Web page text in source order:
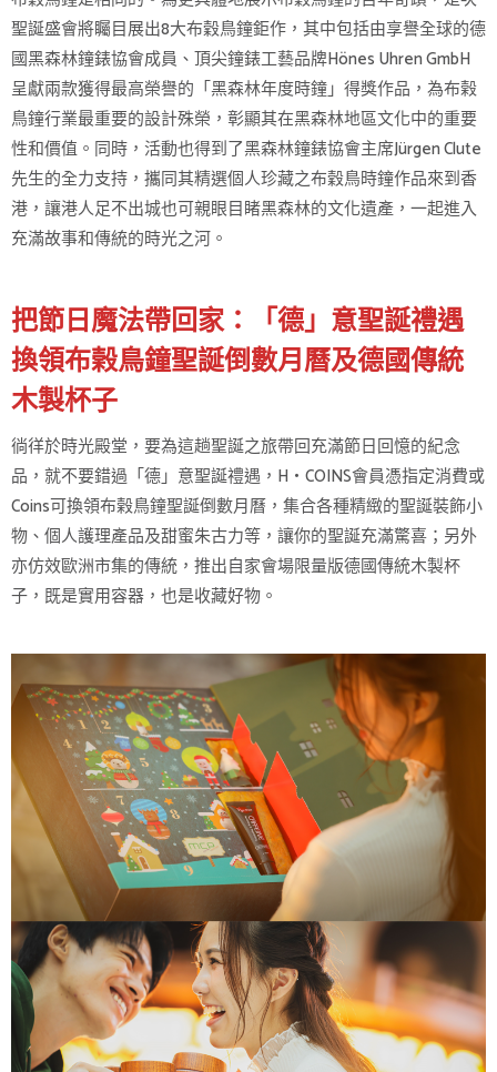
聖誕盛會將矚目展出8大布穀鳥鐘鉅作，其中包括由享譽全球的德
國黑森林鐘錶協會成員、頂尖鐘錶工藝品牌Hönes Uhren GmbH
呈獻兩款獲得最高榮譽的「黑森林年度時鐘」得獎作品，為布榖
鳥鐘行業最重要的設計殊榮，彰顯其在黑森林地區文化中的重要
性和價值。同時，活動也得到了黑森林鐘錶協會主席Jürgen Clute
先生的全力支持，攜同其精選個人珍藏之布穀鳥時鐘作品來到香
港，讓港人足不出城也可親眼目睹黑森林的文化遺產，一起進入
充滿故事和傳統的時光之河。
把節日魔法帶回家：「德」意聖誕禮遇
換領布榖鳥鐘聖誕倒數月曆及德國傳統
木製杯子
徜徉於時光殿堂，要為這趟聖誕之旅帶回充滿節日回憶的紀念
品，就不要錯過「德」意聖誕禮遇，H‧COINS會員憑指定消費或
Coins可換領布榖鳥鐘聖誕倒數月曆，集合各種精緻的聖誕裝飾小
物、個人護理產品及甜蜜朱古力等，讓你的聖誕充滿驚喜；另外
亦仿效歐洲市集的傳統，推出自家會場限量版德國傳統木製杯
子，既是實用容器，也是收藏好物。